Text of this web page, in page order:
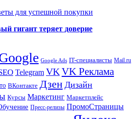
для успешной покупки
гигант теряет доверие
Google Ads IT-специалисты Mail.ru
Telegram VKVK Реклама
ВКонтакте Дзен Дизайн
Курсы Маркетинг Маркетплейс
Пресс-релизы ПромоСтраницы